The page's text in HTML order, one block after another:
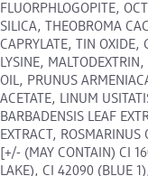
FLUORPHLOGOPITE,
SILICA, THEOBROMA
CAPRYLATE, TIN OXIDE,
LYSINE,
OIL, PRUNUS
ACETATE, LINUM
BARBADENSIS LEAF
EXTRACT, ROSMARINUS
[+/- (MAY CONTAIN) CI
LAKE), CI 42090 (BLUE